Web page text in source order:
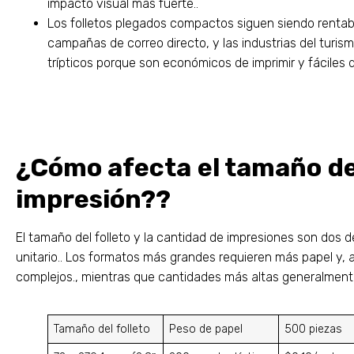
impacto visual más fuerte..
Los folletos plegados compactos siguen siendo
campañas de correo directo, y las industrias del
trípticos porque son económicos de imprimir y fáciles
¿Cómo afecta el tamaño
impresión??
El tamaño del folleto y la cantidad de impresiones son
unitario.. Los formatos más grandes requieren más papel
complejos., mientras que cantidades más altas
Tamaño del folleto Peso de papel 500 piezas